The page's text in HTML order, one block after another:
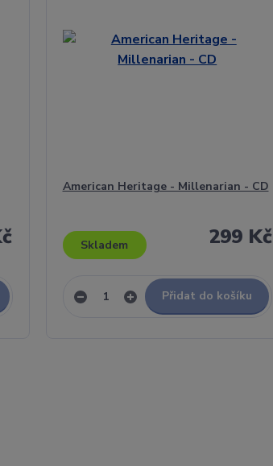
American Heritage - Millenarian - CD
299 Kč
Skladem
Přidat do košíku